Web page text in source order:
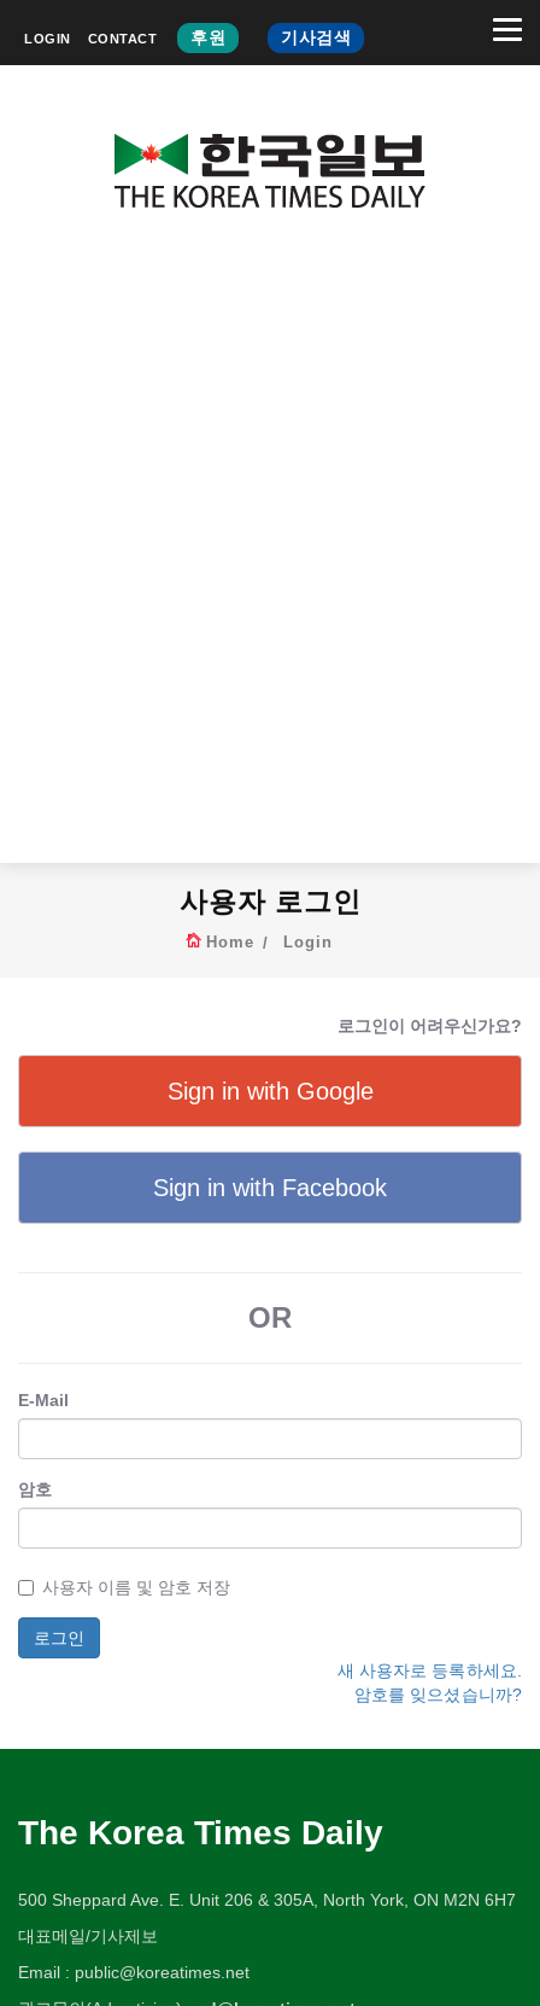
LOGIN CONTACT 후원 기사검색
사용자 로그인
Home Login
로그인이 어려우신가요?
Sign in with Google
Sign in with Facebook
OR
E-Mail
암호
사용자 이름 및 암호 저장
새 사용자로 등록하세요.
암호를 잊으셨습니까?
The Korea Times Daily
500 Sheppard Ave. E. Unit 206 & 305A, North York, ON M2N 6H7
대표메일/기사제보
Email : public@koreatimes.net